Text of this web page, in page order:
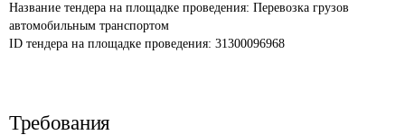
Название тендера на площадке проведения: Перевозка грузов
автомобильным транспортом
ID тендера на площадке проведения: 31300096968
Требования